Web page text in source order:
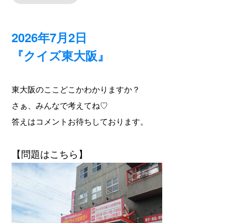
2026年7月2日
『クイズ東大阪』
東大阪のここどこかわかりますか？
さぁ、みんなで考えてね♡
答えはコメントお待ちしております。
【問題はこちら】